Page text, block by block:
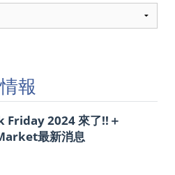
報
Friday 2024 來了!!＋
最新消息